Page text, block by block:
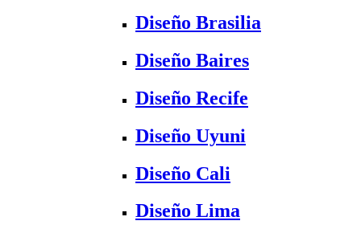
Diseño Brasilia
Diseño Baires
Diseño Recife
Diseño Uyuni
Diseño Cali
Diseño Lima